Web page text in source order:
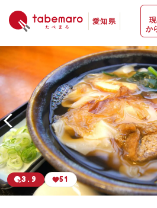
愛知県
か
3.9 51